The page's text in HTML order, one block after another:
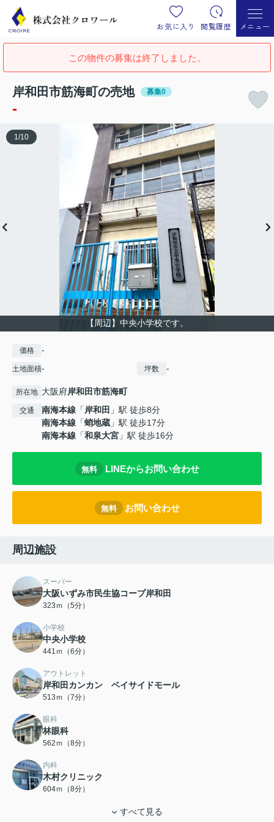
お気に入り 閲覧履歴 メニュー
この物件の募集は終了しました。
岸和田市筋海町の売地 募集0
-
【周辺】中央小学校です。
1 /10
価格 -
土地面積- 坪数 -
所在地 大阪府岸和田市筋海町
交通 南海本線 「 岸和田 」駅 徒歩8分
南海本線 「蛸地蔵 」駅 徒歩17分
南海本線 「和泉大宮 」駅 徒歩16分
無料 LINEからお問い合わせ
無料 お問い合わせ
周辺施設
スーパー
大阪いずみ市民生協コープ岸和田
323ｍ（5分）
小学校
中央小学校
441ｍ（6分）
アウトレット
岸和田カンカン ベイサイドモール
513ｍ（7分）
眼科
林眼科
562ｍ（8分）
内科
木村クリニック
604ｍ（8分）
すべて見る